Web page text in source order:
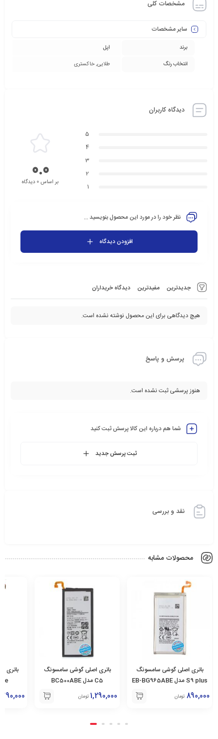
مشخصات کلی
سایر مشخصات
برند
اپل
انتخاب رنگ
طلایی, خاکستری
دیدگاه کاربران
جدیدترین مفیدترین دیدگاه خریداران
هیچ دیدگاهی برای این محصول نوشته نشده است.
5
4
3
2
1
0.0بر اساس 0 دیدگاه
نظر خود را در مورد این محصول بنویسید ...
افزودن دیدگاه
پرسش و پاسخ
هنوز پرسشی ثبت نشده است.
شما هم درباره این کالا پرسش ثبت کنید
ثبت پرسش جدید
نقد و بررسی
محصولات مشابه
باتری اصلی گوشی سامسونگ
C5 مدل BC500ABE
1,290,000 تومان
باتری اصلی گوشی سامسونگ
S6 Edge مدل EB-
BG925ABE790,000 تومان
باتری
890,000